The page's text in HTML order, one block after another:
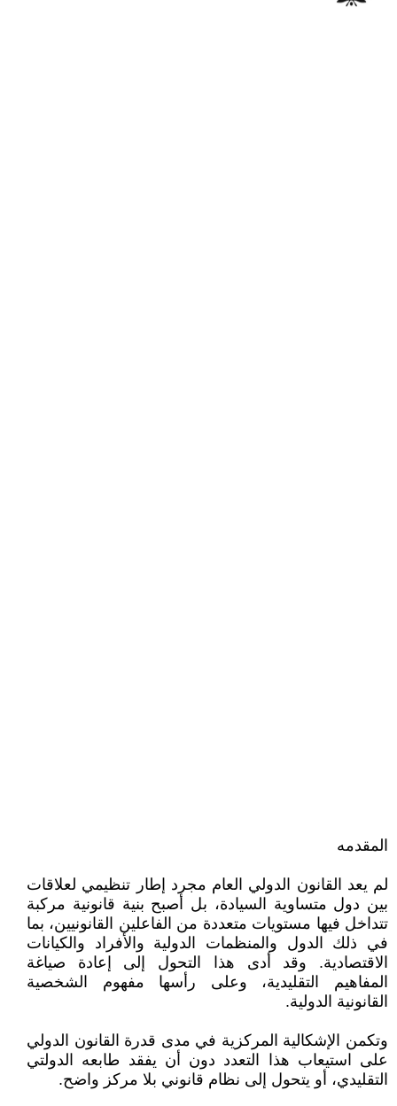
المقدمه
لم يعد القانون الدولي العام مجرد إطار تنظيمي لعلاقات
بين دول متساوية السيادة، بل أصبح بنية قانونية مركبة
تتداخل فيها مستويات متعددة من الفاعلين القانونيين، بما
في ذلك الدول والمنظمات الدولية والأفراد والكيانات
الاقتصادية. وقد أدى هذا التحول إلى إعادة صياغة
المفاهيم التقليدية، وعلى رأسها مفهوم الشخصية
القانونية الدولية.
وتكمن الإشكالية المركزية في مدى قدرة القانون الدولي
على استيعاب هذا التعدد دون أن يفقد طابعه الدولتي
التقليدي، أو يتحول إلى نظام قانوني بلا مركز واضح.